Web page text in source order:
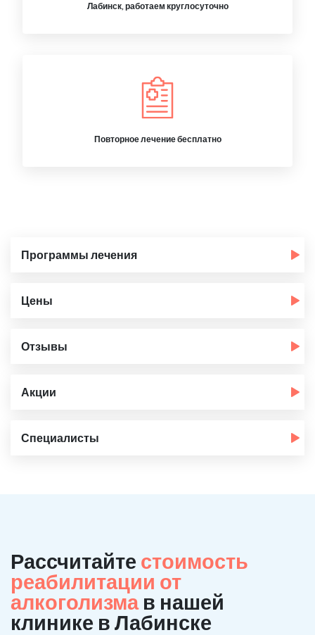
Лабинск, работаем круглосуточно
Повторное лечение бесплатно
Программы лечения
Цены
Отзывы
Акции
Специалисты
Рассчитайте стоимость
реабилитации от
алкоголизма в нашей
клинике в Лабинске